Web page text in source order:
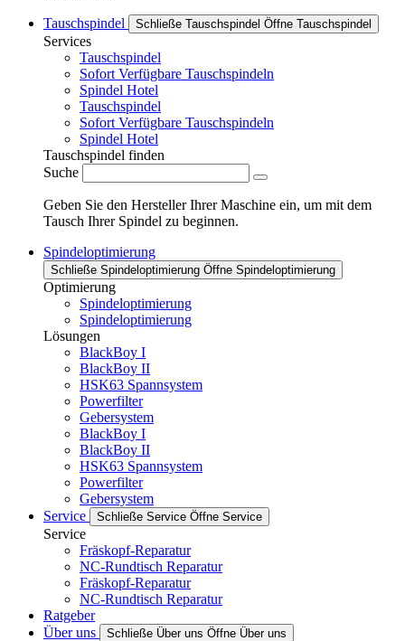
Tauschspindel Schließe Tauschspindel Öffne Tauschspindel
Services
Tauschspindel
Sofort Verfügbare Tauschspindeln
Spindel Hotel
Tauschspindel
Sofort Verfügbare Tauschspindeln
Spindel Hotel
Tauschspindel finden
Suche
Geben Sie den Hersteller Ihrer Maschine ein, um mit dem
Tausch Ihrer Spindel zu beginnen.
Spindeloptimierung
Schließe Spindeloptimierung Öffne Spindeloptimierung
Optimierung
Spindeloptimierung
Spindeloptimierung
Lösungen
BlackBoy I
BlackBoy II
HSK63 Spannsystem
Powerfilter
Gebersystem
BlackBoy I
BlackBoy II
HSK63 Spannsystem
Powerfilter
Gebersystem
Service
Schließe Service Öffne Service
Service
Fräskopf-Reparatur
NC-Rundtisch Reparatur
Fräskopf-Reparatur
NC-Rundtisch Reparatur
Ratgeber
Über uns
Schließe Über uns Öffne Über uns